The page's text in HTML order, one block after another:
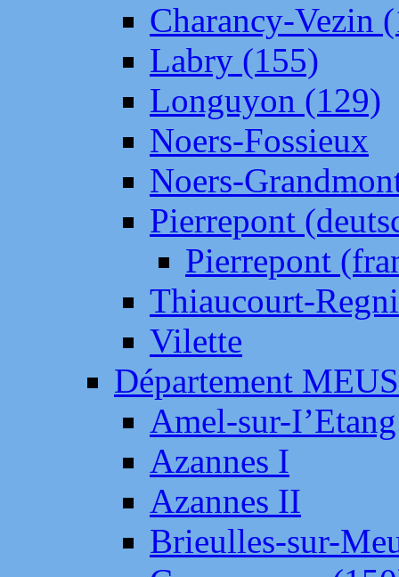
Charancy-Vezin
Labry (155)
Longuyon (129)
Noers-Fossieux
Noers-
Pierrepont
Pierrepont
Thiaucourt-
Vilette
Département
Amel-sur-
Azannes I
Azannes II
Brieulles-sur-